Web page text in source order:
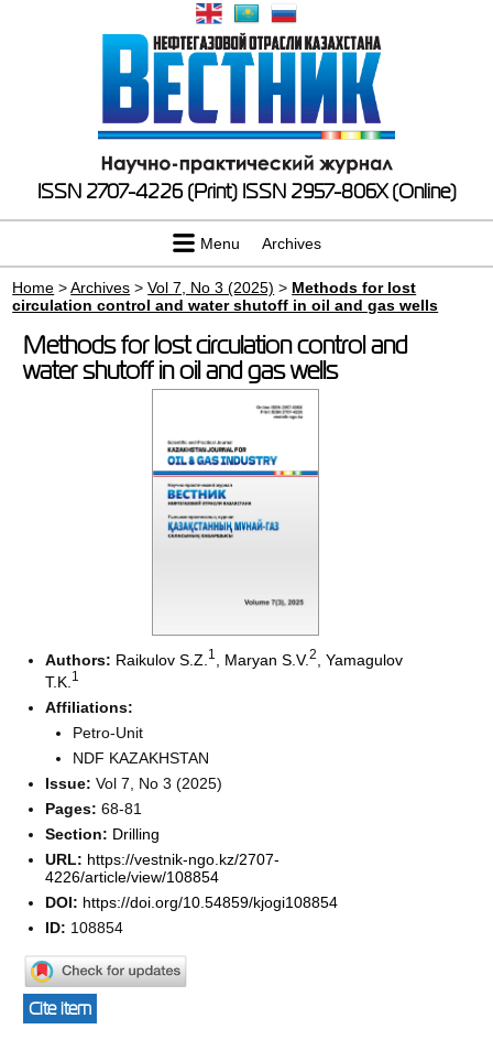
ISSN 2707-4226 (Print) ISSN 2957-806X (Online)
Menu Archives
Home >Archives >Vol 7, No 3 (2025) > Methods for lost
circulation control and water shutoff in oil and gas wells
Methods for lost circulation control and
water shutoff in oil and gas wells
Authors: Raikulov S.Z. 1 Maryan S.V.2 ,Yamagulov
T.K. 1
Affiliations:
Petro-Unit
NDF KAZAKHSTAN
Issue:Vol 7, No 3 (2025)
Pages:68-81
Section: Drilling
URL: https://vestnik-ngo.kz/2707-
4226/article/view/108854
DOI: https://doi.org/10.54859/kjogi108854
ID: 108854
Cite item